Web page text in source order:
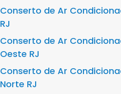
Conserto de Ar
RJ
Conserto de Ar
Oeste RJ
Conserto de Ar
Norte RJ